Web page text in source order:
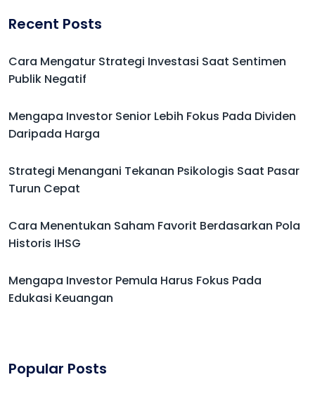
Recent Posts
Cara Mengatur Strategi Investasi Saat Sentimen
Publik Negatif
Mengapa Investor Senior Lebih Fokus Pada Dividen
Daripada Harga
Strategi Menangani Tekanan Psikologis Saat Pasar
Turun Cepat
Cara Menentukan Saham Favorit Berdasarkan Pola
Historis IHSG
Mengapa Investor Pemula Harus Fokus Pada
Edukasi Keuangan
Popular Posts